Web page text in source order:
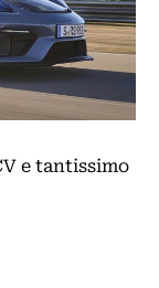
e tantissimo